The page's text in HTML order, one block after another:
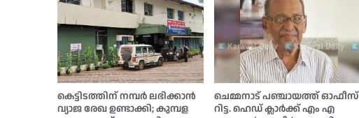
കെട്ടിടത്തിന് നമ്പര്‍ ലഭിക്കാന്‍
വ്യാജ രേഖ ഉണ്ടാക്കി; കുമ്പള
ചെമ്മനാട് പഞ്ചായത്ത് ഓഫീസ്
റിട്ട. ഹെഡ് ക്ലാർക്ക് എം എ